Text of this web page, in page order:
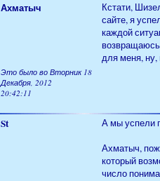
Ахматыч
Кстати,
сайте, я
каждой
возвращаюсь
для меня, ну,
Это было во Вторник 18
Декабря, 2012
20:42:11
St
А мы успели
Ахматыч,
который
число